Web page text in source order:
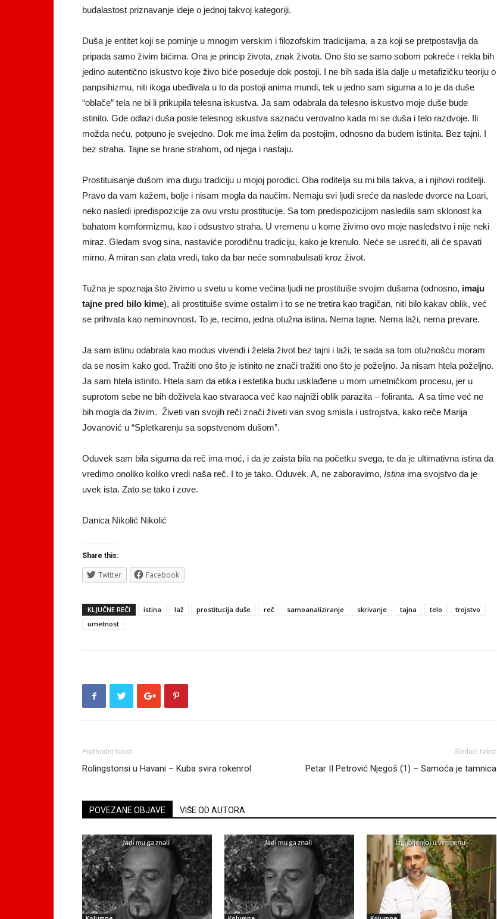
budalastost priznavanje ideje o jednoj takvoj kategoriji.
Duša je entitet koji se pominje u mnogim verskim i filozofskim tradicijama, a za koji se pretpostavlja da
pripada samo živim bićima. Ona je princip života, znak života. Ono što se samo sobom pokreće i rekla bih
jedino autentično iskustvo koje živo biće poseduje dok postoji. I ne bih sada išla dalje u metafizičku teoriju o
panpsihizmu, niti ikoga ubeđivala u to da postoji anima mundi, tek u jedno sam sigurna a to je da duše
“oblače” tela ne bi li prikupila telesna iskustva. Ja sam odabrala da telesno iskustvo moje duše bude
istinito. Gde odlazi duša posle telesnog iskustva saznaću verovatno kada mi se duša i telo razdvoje. Ili
možda neću, potpuno je svejedno. Dok me ima želim da postojim, odnosno da budem istinita. Bez tajni. I
bez straha. Tajne se hrane strahom, od njega i nastaju.
Prostituisanje dušom ima dugu tradiciju u mojoj porodici. Oba roditelja su mi bila takva, a i njihovi roditelji.
Pravo da vam kažem, bolje i nisam mogla da naučim. Nemaju svi ljudi sreće da naslede dvorce na Loari,
neko nasledi ipredispozicije za ovu vrstu prostitucije. Sa tom predispozicijom nasledila sam sklonost ka
bahatom komformizmu, kao i odsustvo straha. U vremenu u kome živimo ovo moje nasledstvo i nije neki
miraz. Gledam svog sina, nastaviće porodičnu tradiciju, kako je krenulo. Neće se usrećiti, ali će spavati
mirno. A miran san zlata vredi, tako da bar neće somnabulisati kroz život.
Tužna je spoznaja što živimo u svetu u kome većina ljudi ne prostituiše svojim dušama (odnosno, imaju
tajne pred bilo kime), ali prostituiše svime ostalim i to se ne tretira kao tragičan, niti bilo kakav oblik, već
se prihvata kao neminovnost. To je, recimo, jedna otužna istina. Nema tajne. Nema laži, nema prevare.
Ja sam istinu odabrala kao modus vivendi i želela život bez tajni i laži, te sada sa tom otužnošću moram
da se nosim kako god. Tražiti ono što je istinito ne znači tražiti ono što je poželjno. Ja nisam htela poželjno.
Ja sam htela istinito. Htela sam da etika i estetika budu usklađene u mom umetničkom procesu, jer u
suprotom sebe ne bih doživela kao stvaraoca već kao najniži oblik parazita – foliranta. A sa time već ne
bih mogla da živim. Živeti van svojih reči znači živeti van svog smisla i ustrojstva, kako reče Marija
Jovanović u “Spletkarenju sa sopstvenom dušom”.
Oduvek sam bila sigurna da reč ima moć, i da je zaista bila na početku svega, te da je ultimativna istina da
vredimo onoliko koliko vredi naša reč. I to je tako. Oduvek. A, ne zaboravimo, Istina ima svojstvo da je
uvek ista. Zato se tako i zove.
Danica Nikolić Nikolić
Share this:
Twitter Facebook
KLJUČNE REČI istina laž prostitucija duše reč samoanaliziranje skrivanje tajna telo
trojstvo
umetnost
Prethodni tekst
Rolingstonsi u Havani – Kuba svira rokenrol
Sledeći tekst
Petar II Petrović Njegoš (1) – Samoća je tamnica
POVEZANE OBJAVE VIŠE OD AUTORA